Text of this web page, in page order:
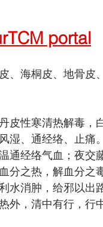
portal
、海桐皮、地骨皮
皮性寒清热解毒，
湿、通经络、止
通经络气血；夜
分之热，解血分之
水消肿，给邪以
外，清中有行，